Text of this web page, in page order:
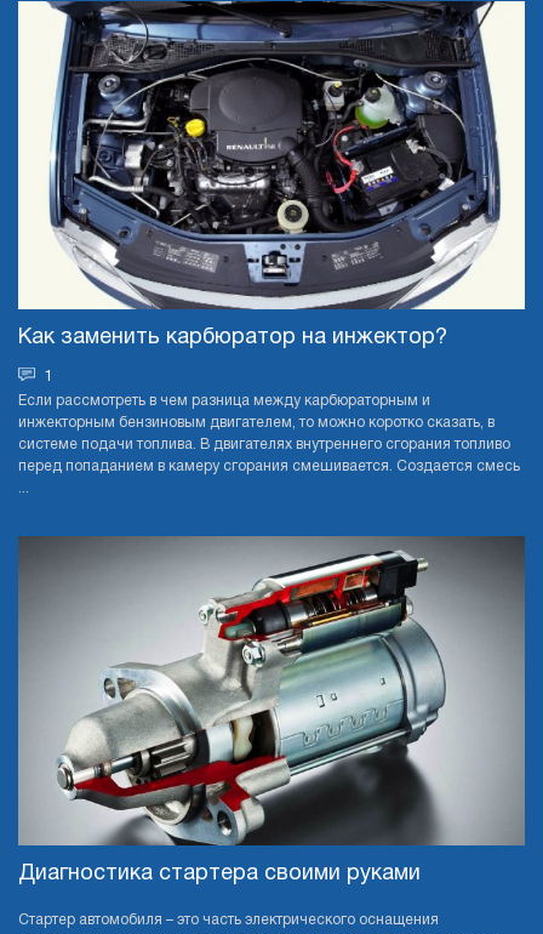
Как заменить карбюратор на инжектор?
Если рассмотреть в чем разница между карбюраторным и
инжекторным бензиновым двигателем, то можно коротко сказать, в
системе подачи топлива. В двигателях внутреннего сгорания топливо
перед попаданием в камеру сгорания смешивается. Создается смесь
...
Диагностика стартера своими руками
Стартер автомобиля – это часть электрического оснащения